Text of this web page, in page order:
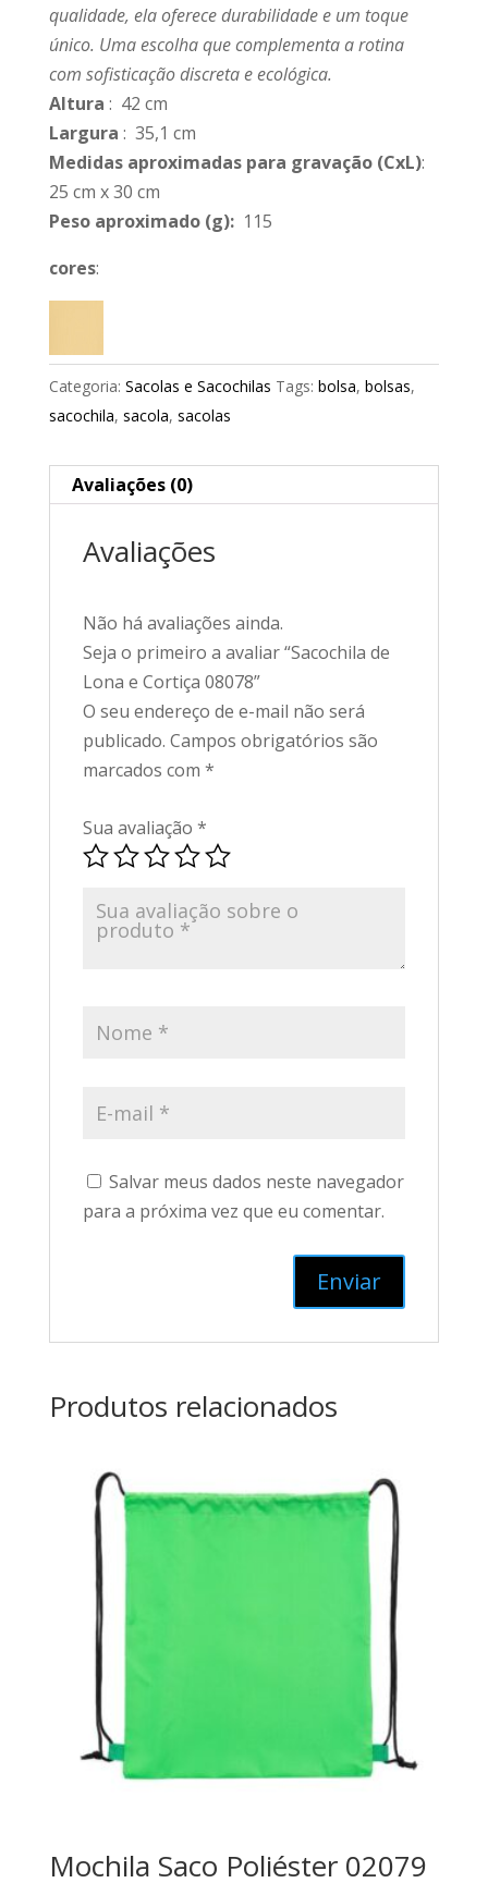
qualidade, ela oferece durabilidade e um toque
único. Uma escolha que complementa a rotina
com sofisticação discreta e ecológica.
Altura : 42 cm
Largura : 35,1 cm
Medidas aproximadas para gravação(CxL):
25 cm x 30 cm
Peso aproximado(g):115
cores:
Categoria: Sacolas e Sacochilas Tags: bolsa, bolsas,
sacochila, sacola, sacolas
Avaliações (0)
Avaliações
Não há avaliações ainda.
Seja o primeiro a avaliar “Sacochila de
Lona e Cortiça 08078”
O seu endereço de e-mail não será
publicado. Campos obrigatórios são
marcados com *
Sua avaliação *
Salvar meus dados neste navegador
para a próxima vez que eu comentar.
Produtos relacionados
Mochila Saco Poliéster 02079